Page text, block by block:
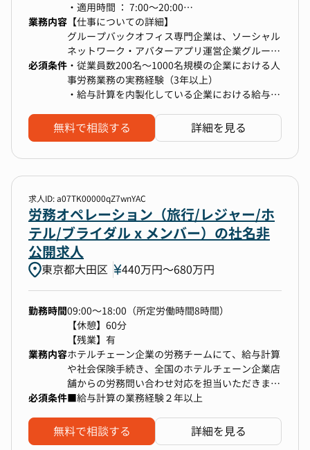
・その他総務関連業務
・健康管理サポート：産業医面談や労災申請の調
整
・年金・マイナンバー管理：確定拠出年金やマイ
ナンバー関連業務
・証明書・申請手続き：各種証明書の発行や社内
・適用時間 ： 7:00～20:00
・コアタイム：11:00～16:00
※1日の標準労働時間は8時間です。
※一定グレードの場合、裁量労働制が適用されま
す。
業務内容 【仕事についての詳細】
グループバックオフィス専門企業は、ソーシャル
ネットワーク・アバターアプリ運営企業グループ
のバックオフィス専門企業として、グループ全体
の成長を支える役割を担っています。
当ポジションでは、ソーシャルネットワーク・ア
の成長を支える人事労務を担っていただきます。
今までのご経験や適性、希望に応じてお任せする
【業務内容】
・労務業務全般の年間業務管理（給与・社保・雇
用管理・安全衛生など）
適正に合わせて下記業務もお任せする予定です。
・人事労務関連の業務フローの見直し・最適化
・人事システム（SmartHR、HRMOS等）の運
【このポジションで働く魅力】
1.ソーシャルネットワーク・アバターアプリ運営
企業グループ全体の成長を支える戦略的ポジショ
ン
グループバックオフィス専門企業は、ソーシャル
ネットワーク・アバターアプリ運営企業グループ
の成長を支える重要な役割を担っています。単な
る労務業務の遂行にとどまらず、「強くてあたた
必須条件 ・従業員数200名～1000名規模の企業における人
事労務業務の実務経験（3年以上）
・給与計算を内製化している企業における給与計
無料で相談する 詳細を見る
求人ID: a07TK00000qZ7wnYAC
労務オペレーション（旅行/レジャー/ホ
テル/ブライダル x メンバー）の社名非
公開求人
東京都大田区 440万円〜680万円
勤務時間09:00～18:00（所定労働時間8時間）
【休憩】60分
【残業】有
業務内容ホテルチェーン企業の労務チームにて、給与計算
や社会保険手続き、全国のホテルチェーン企業店
舗からの労務問い合わせ対応を担当いただきま
す。まずは給与計算を中心にお任せする予定で
必須条件■給与計算の業務経験２年以上
無料で相談する 詳細を見る